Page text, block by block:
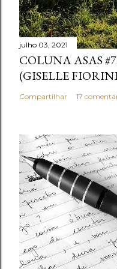
i
o
julho 03, 2021
COLUNA ASAS
(GISELLE
Compartilhar 17